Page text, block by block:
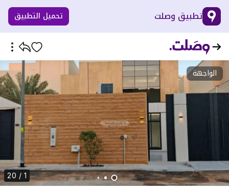
تطبيق وصلت تحميل التطبيق
الواجهة
1 / 20